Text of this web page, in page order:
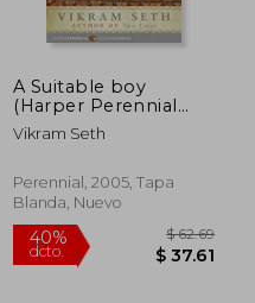
45%
A Suitable boy
(Harper Perennial
Modern Classics) (en
Inglés)
Vikram Seth
Perennial, 2005, Tapa
Blanda, Nuevo